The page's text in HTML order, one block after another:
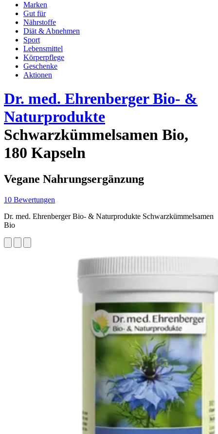
Marken
Gut für
Nährstoffe
Diät & Abnehmen
Sport
Lebensmittel
Körperpflege
Geschenke
Aktionen
Dr. med. Ehrenberger Bio- &
Naturprodukte
Schwarzkümmelsamen Bio,
180 Kapseln
Vegane Nahrungsergänzung
10 Bewertungen
Dr. med. Ehrenberger Bio- & Naturprodukte Schwarzkümmelsamen
Bio